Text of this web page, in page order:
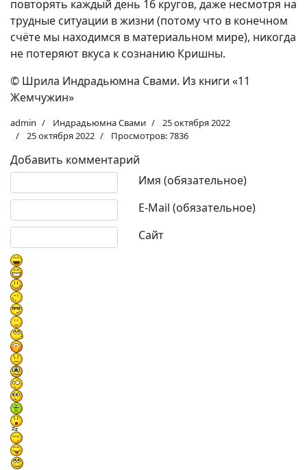
повторять каждый день 16 кругов, даже несмотря на
трудные ситуации в жизни (потому что в конечном
счёте мы находимся в материальном мире), никогда
не потеряют вкуса к сознанию Кришны.
© Шрила Индрадьюмна Свами. Из книги «11
Жемчужин»
admin Индрадьюмна Свами
25 октября 2022
25 октября 2022
Просмотров: 7836
Добавить комментарий
Имя (обязательное)
E-Mail (обязательное)
Сайт
Текст комментария